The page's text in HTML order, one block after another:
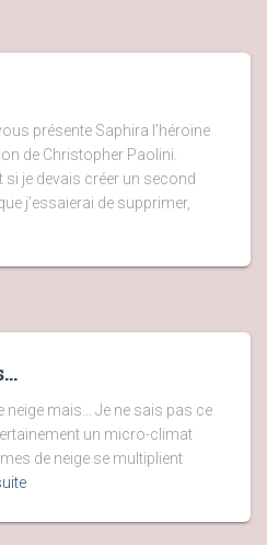
présente Saphira l’héroïne
de Christopher Paolini.
je devais créer un second
j’essaierai de supprimer,
neige mais… Je ne sais pas ce
un micro-climat
de neige se multiplient